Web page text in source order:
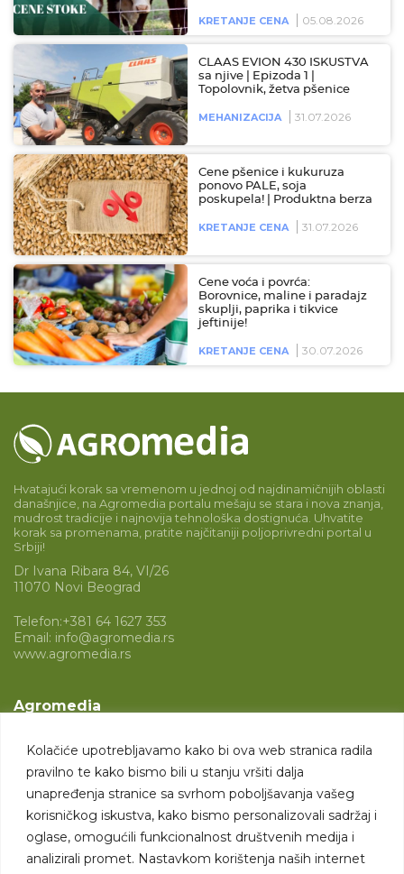
Kolačiće upotrebljavamo kako bi ova web stranica radila
pravilno te kako bismo bili u stanju vršiti dalja
unapređenja stranice sa svrhom poboljšavanja vašeg
korisničkog iskustva, kako bismo personalizovali sadržaj i
oglase, omogućili funkcionalnost društvenih medija i
analizirali promet. Nastavkom korištenja naših internet
KRETANJE CENA 05.08.2026
CLAAS EVION 430 ISKUSTVA
sa njive | Epizoda 1 |
Topolovnik, žetva pšenice
MEHANIZACIJA 31.07.2026
Cene pšenice i kukuruza
ponovo PALE, soja
poskupela! | Produktna berza
KRETANJE CENA 31.07.2026
Cene voća i povrća:
Borovnice, maline i paradajz
skuplji, paprika i tikvice
jeftinije!
KRETANJE CENA 30.07.2026
Hvatajući korak sa vremenom u jednoj od najdinamičnijih oblasti
današnjice, na Agromedia portalu mešaju se stara i nova znanja,
mudrost tradicije i najnovija tehnološka dostignuća. Uhvatite
korak sa promenama, pratite najčitaniji poljoprivredni portal u
Srbiji!
Dr Ivana Ribara 84, VI/26
11070 Novi Beograd
Telefon:+381 64 1627 353
Email: info@agromedia.rs
www.agromedia.rs
Agromedia
Svet poljoprivrede
Marketing usluge
Tražimo saradnike